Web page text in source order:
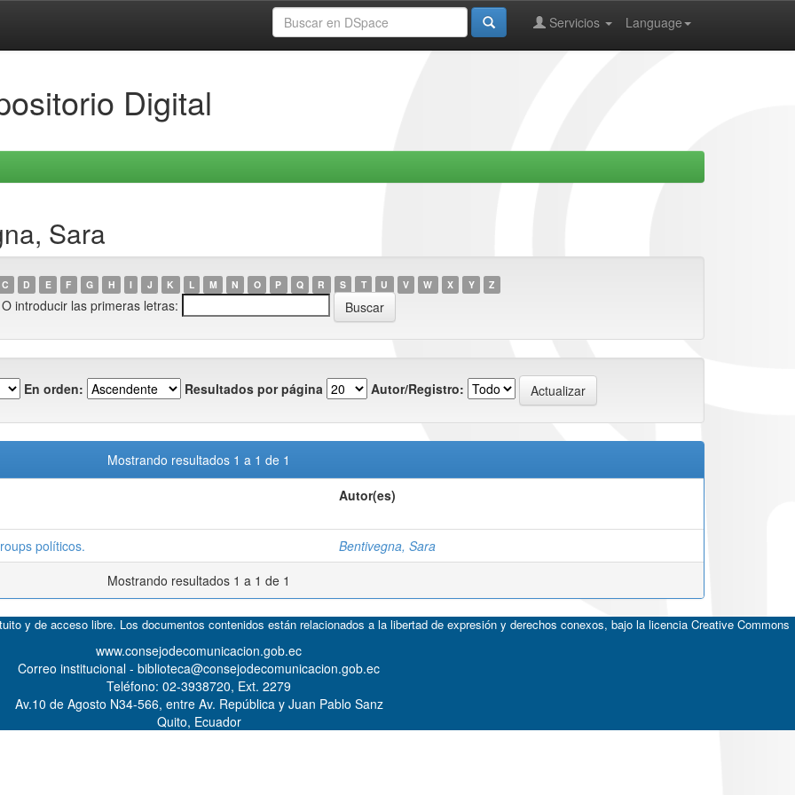
Language
Servicios
Digital
Sara
C D E F G H I J K L M N O P Q R S T U V W X Y Z
O introducir las primeras letras:
En orden: Resultados por página Autor/Registro:
Mostrando resultados 1 a 1 de 1
Autor(es)
políticos.
Bentivegna, Sara
Mostrando resultados 1 a 1 de 1
y de acceso libre. Los documentos contenidos están relacionados a la libertad de expresión y derechos conexos, bajo la licencia Creative Commons
www.consejodecomunicacion.gob.ec
Correo institucional - biblioteca@consejodecomunicacion.gob.ec
Teléfono: 02-3938720, Ext. 2279
Av.10 de Agosto N34-566, entre Av. República y Juan Pablo Sanz
Quito, Ecuador